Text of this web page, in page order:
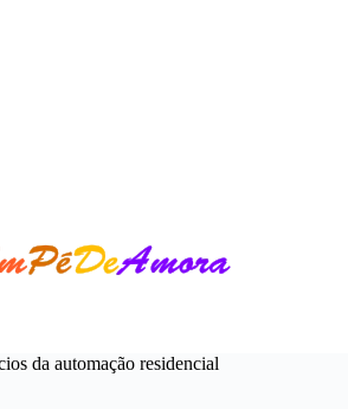
da automação residencial